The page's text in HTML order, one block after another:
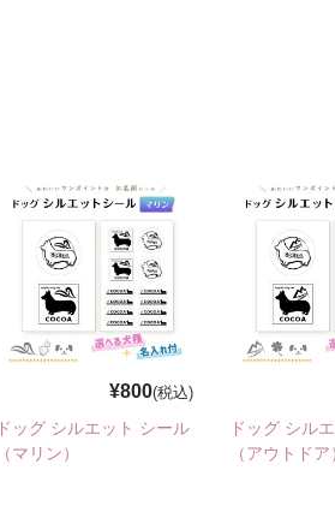
¥800(税込)
ドッグ シルエット シール
（マリン）
ドッグ シル
（アウトドア